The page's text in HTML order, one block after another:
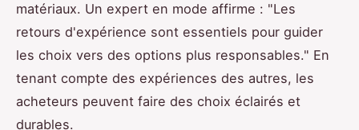
matériaux. Un expert en mode affirme : "Les
retours d'expérience sont essentiels pour guider
les choix vers des options plus responsables." En
tenant compte des expériences des autres, les
acheteurs peuvent faire des choix éclairés et
durables.